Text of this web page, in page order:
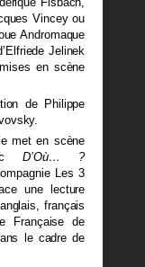
Vincey ou
Andromaque
Jelinek
en scène
de Philippe
met en scène
D’Où… ?
Les 3
une lecture
français
Française de
le cadre de